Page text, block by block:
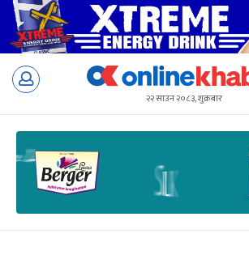
Skip
२२ साउन २०८३, शुक्रबार